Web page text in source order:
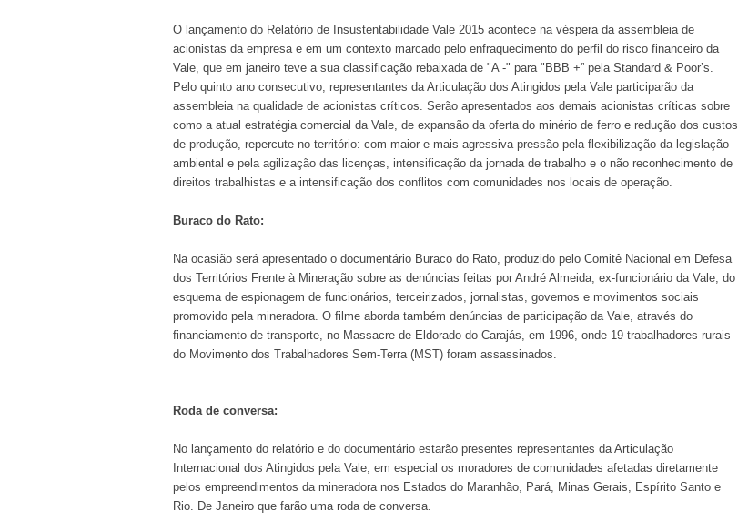
O lançamento do Relatório de Insustentabilidade Vale 2015 acontece na véspera da assembleia de
acionistas da empresa e em um contexto marcado pelo enfraquecimento do perfil do risco financeiro da
Vale, que em janeiro teve a sua classificação rebaixada de "A -" para "BBB +” pela Standard & Poor’s.
Pelo quinto ano consecutivo, representantes da Articulação dos Atingidos pela Vale participarão da
assembleia na qualidade de acionistas críticos. Serão apresentados aos demais acionistas críticas sobre
como a atual estratégia comercial da Vale, de expansão da oferta do minério de ferro e redução dos custos
de produção, repercute no território: com maior e mais agressiva pressão pela flexibilização da legislação
ambiental e pela agilização das licenças, intensificação da jornada de trabalho e o não reconhecimento de
direitos trabalhistas e a intensificação dos conflitos com comunidades nos locais de operação.
Buraco do Rato:
Na ocasião será apresentado o documentário Buraco do Rato, produzido pelo Comitê Nacional em Defesa
dos Territórios Frente à Mineração sobre as denúncias feitas por André Almeida, ex-funcionário da Vale, do
esquema de espionagem de funcionários, terceirizados, jornalistas, governos e movimentos sociais
promovido pela mineradora. O filme aborda também denúncias de participação da Vale, através do
financiamento de transporte, no Massacre de Eldorado do Carajás, em 1996, onde 19 trabalhadores rurais
do Movimento dos Trabalhadores Sem-Terra (MST) foram assassinados.
Roda de conversa:
No lançamento do relatório e do documentário estarão presentes representantes da Articulação
Internacional dos Atingidos pela Vale, em especial os moradores de comunidades afetadas diretamente
pelos empreendimentos da mineradora nos Estados do Maranhão, Pará, Minas Gerais, Espírito Santo e
Rio. De Janeiro que farão uma roda de conversa.